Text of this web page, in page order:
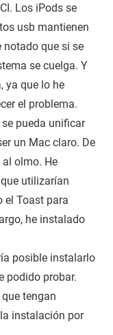
Los iPods se
usb mantienen
notado que si se
se cuelga. Y
ya que lo he
el problema.
pueda unificar
un Mac claro. De
olmo. He
utilizarían
el Toast para
he instalado
posible instalarlo
podido probar.
tengan
instalación por